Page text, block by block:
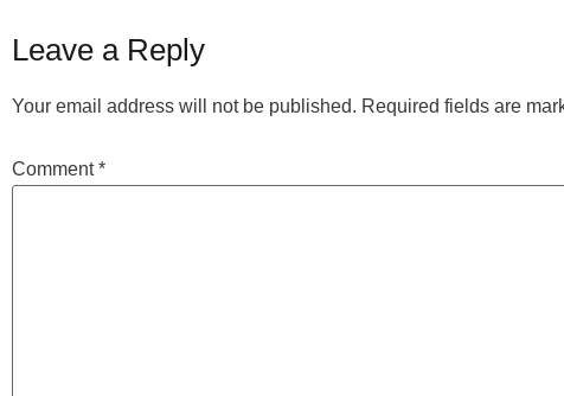
Leave a Reply
Your email address will not be published. Required fields are
Comment*